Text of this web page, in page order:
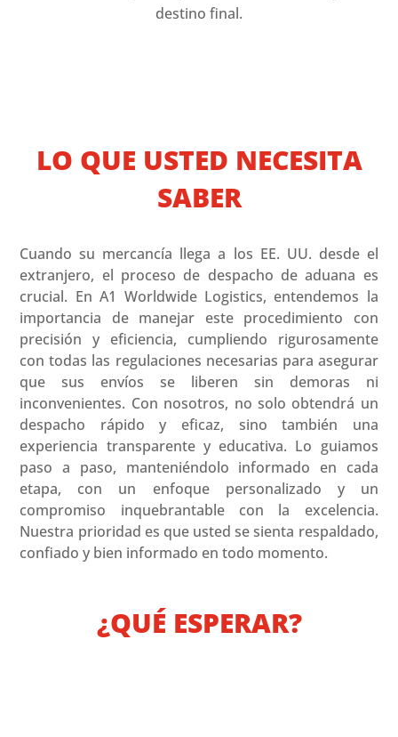
destino final.
LO QUE USTED NECESITA
SABER
Cuando su mercancía llega a los EE. UU. desde el
extranjero, el proceso de despacho de aduana es
crucial. En A1 Worldwide Logistics, entendemos la
importancia de manejar este procedimiento con
precisión y eficiencia, cumpliendo rigurosamente
con todas las regulaciones necesarias para asegurar
que sus envíos se liberen sin demoras ni
inconvenientes. Con nosotros, no solo obtendrá un
despacho rápido y eficaz, sino también una
experiencia transparente y educativa. Lo guiamos
paso a paso, manteniéndolo informado en cada
etapa, con un enfoque personalizado y un
compromiso inquebrantable con la excelencia.
Nuestra prioridad es que usted se sienta respaldado,
confiado y bien informado en todo momento.
¿QUÉ ESPERAR?